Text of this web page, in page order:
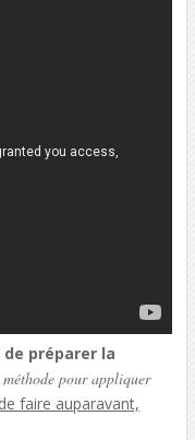
préparer la
pour appliquer
faire auparavant,